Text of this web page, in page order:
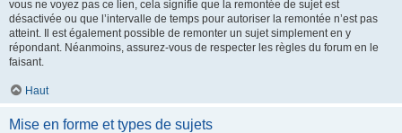
vous ne voyez pas ce lien, cela signifie que la remontée de sujet est
désactivée ou que l’intervalle de temps pour autoriser la remontée n’est pas
atteint. Il est également possible de remonter un sujet simplement en y
répondant. Néanmoins, assurez-vous de respecter les règles du forum en le
faisant.
Haut
Mise en forme et types de sujets